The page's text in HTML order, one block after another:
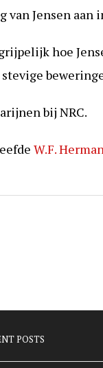
van Jensen aan
hoe
bij NRC.
W.F.
POSTS